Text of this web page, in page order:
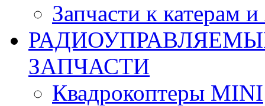
Запчасти к катерам
ЗАПЧАСТИ
Квадрокоптеры MINI